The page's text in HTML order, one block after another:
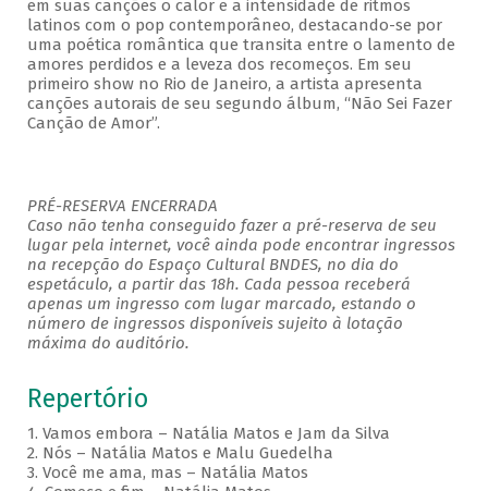
em suas canções o calor e a intensidade de ritmos
latinos com o pop contemporâneo, destacando-se por
uma poética romântica que transita entre o lamento de
amores perdidos e a leveza dos recomeços. Em seu
primeiro show no Rio de Janeiro, a artista apresenta
canções autorais de seu segundo álbum, “Não Sei Fazer
Canção de Amor”.
PRÉ-RESERVA ENCERRADA
Caso não tenha conseguido fazer a pré-reserva de seu
lugar pela internet, você ainda pode encontrar ingressos
na recepção do Espaço Cultural BNDES, no dia do
espetáculo, a partir das 18h. Cada pessoa receberá
apenas um ingresso com lugar marcado, estando o
número de ingressos disponíveis sujeito à lotação
máxima do auditório.
Repertório
1. Vamos embora – Natália Matos e Jam da Silva
2. Nós – Natália Matos e Malu Guedelha
3. Você me ama, mas – Natália Matos